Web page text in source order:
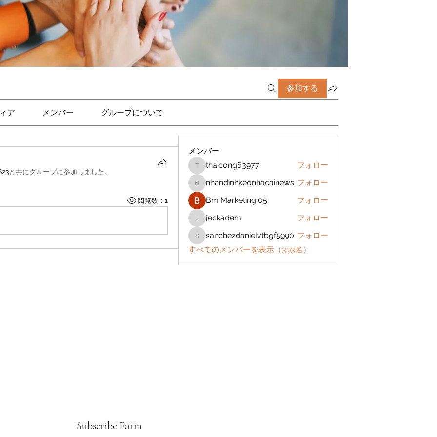
参加する
ア メンバー グループについて
と共にグループに参加しました 。
閲覧数：1
メンバー
thaicong63977
thaicong63977 フォロー
nhandinhkeonhacainews
nhandinhkeonhacainews フォロー
Bm Marketing 05
フォロー
jeckadem
jeckadem フォロー
sanchezdanielvtbgf5990
sanchezdanielvtbgf5990 フォロー
すべてのメンバーを表示（393名）
Subscribe Form